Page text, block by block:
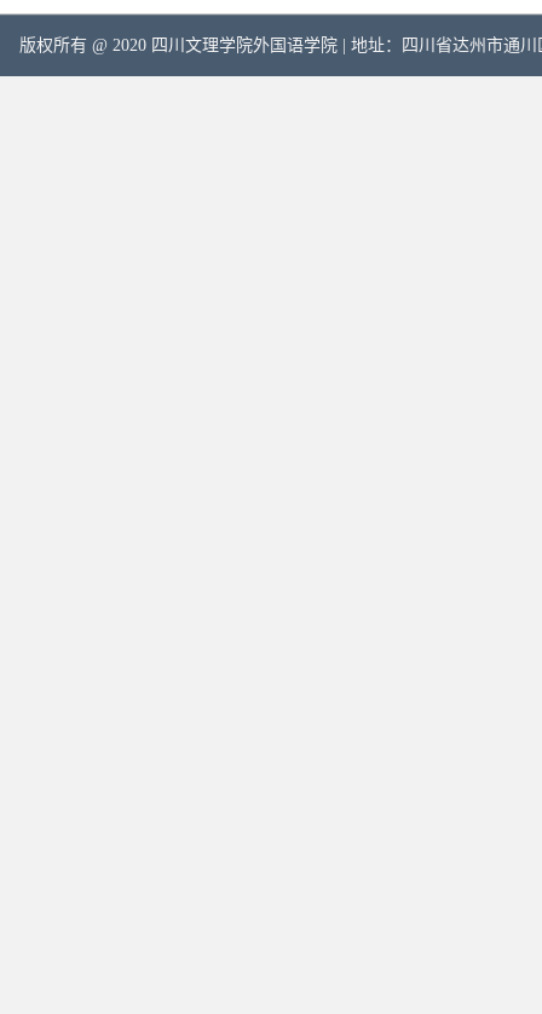
版权所有 @ 2020 四川文理学院外国语学院 | 地址：四川省达州市通